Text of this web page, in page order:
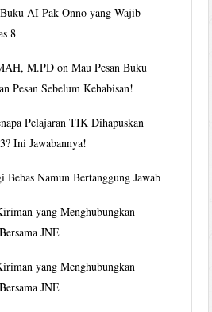
AI Pak Onno yang Wajib
8
M.PD onMau Pesan Buku
Pesan Sebelum Kehabisan!
Pelajaran TIK Dihapuskan
Ini Jawabannya!
Bebas Namun Bertanggung Jawab
yang Menghubungkan
JNE
yang Menghubungkan
JNE